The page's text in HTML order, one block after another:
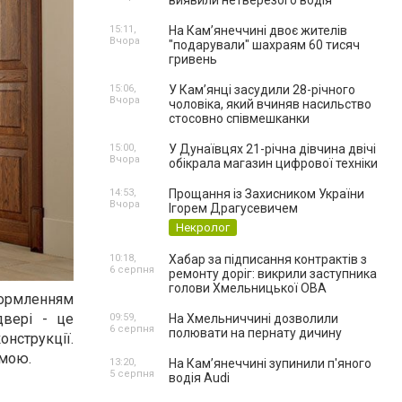
- це
На Камʼянеччині двоє жителів
"подарували" шахраям 60 тисяч
гривень
15:11,
Вчора
У Камʼянці засудили 28-річного
чоловіка, який вчиняв насильство
стосовно співмешканки
15:06,
Вчора
У Дунаївцях 21-річна дівчина двічі
обікрала магазин цифрової техніки
15:00,
Вчора
Прощання із Захисником України
Ігорем Драгусевичем
Некролог
14:53,
Вчора
Хабар за підписання контрактів з
ремонту доріг: викрили заступника
голови Хмельницької ОВА
10:18,
6 серпня
На Хмельниччині дозволили
полювати на пернату дичину
09:59,
6 серпня
На Камʼянеччині зупинили п'яного
водія Audi
13:20,
5 серпня